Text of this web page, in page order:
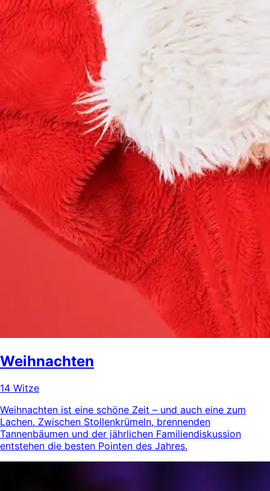
Weihnachten
14 Witze
Weihnachten ist eine schöne Zeit – und auch eine zum
Lachen. Zwischen Stollenkrümeln, brennenden
Tannenbäumen und der jährlichen Familiendiskussion
entstehen die besten Pointen des Jahres.